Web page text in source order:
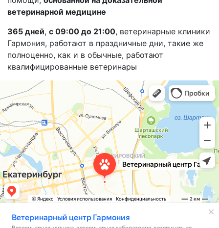
ветеринарной медицине
365 дней, с 09:00 до 21:00, ветеринарные клиники
Гармония, работают в праздничные дни, такие же
полноценно, как и в обычные, работают
квалифицированные ветеринары